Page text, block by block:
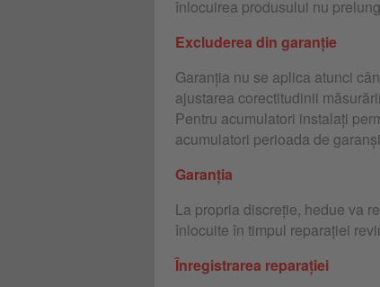
înlocuirea produsului nu
Excluderea din garanție
Garanția nu se aplica atunci
ajustarea corectitudinii
Pentru acumulatori instalați
acumulatori perioada de
Garanția
La propria discreție, hedue va
înlocuite în timpul reparației
Înregistrarea reparației